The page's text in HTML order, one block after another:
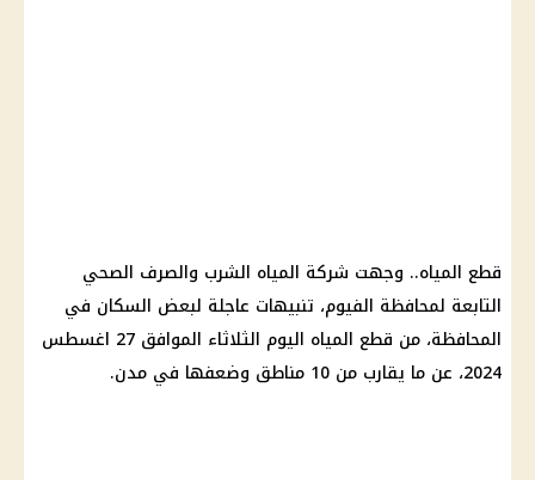
قطع المياه.. وجهت شركة المياه الشرب والصرف الصحي
التابعة لمحافظة الفيوم، تنبيهات عاجلة لبعض السكان في
المحافظة، من قطع المياه اليوم
الثلاثاء الموافق 27 اغسطس
2024، عن ما يقارب من 10 مناطق وضعفها في مدن.